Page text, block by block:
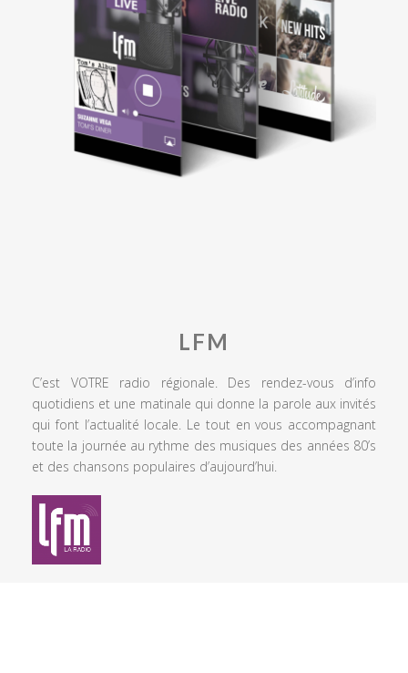
LFM
C’est VOTRE radio régionale. Des rendez-vous d’info
quotidiens et une matinale qui donne la parole aux invités
qui font l’actualité locale. Le tout en vous accompagnant
toute la journée au rythme des musiques des années 80’s
et des chansons populaires d’aujourd’hui.